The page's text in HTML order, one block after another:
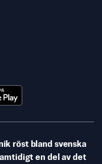
röst bland svenska
en del av det